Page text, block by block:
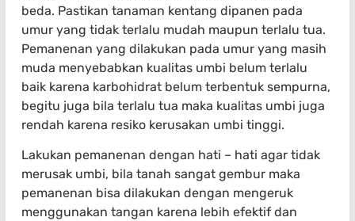
beda. Pastikan tanaman kentang dipanen pada
umur yang tidak terlalu mudah maupun terlalu tua.
Pemanenan yang dilakukan pada umur yang masih
muda menyebabkan kualitas umbi belum terlalu
baik karena karbohidrat belum terbentuk sempurna,
begitu juga bila terlalu tua maka kualitas umbi juga
rendah karena resiko kerusakan umbi tinggi.
Lakukan pemanenan dengan hati – hati agar tidak
merusak umbi, bila tanah sangat gembur maka
pemanenan bisa dilakukan dengan mengeruk
menggunakan tangan karena lebih efektif dan